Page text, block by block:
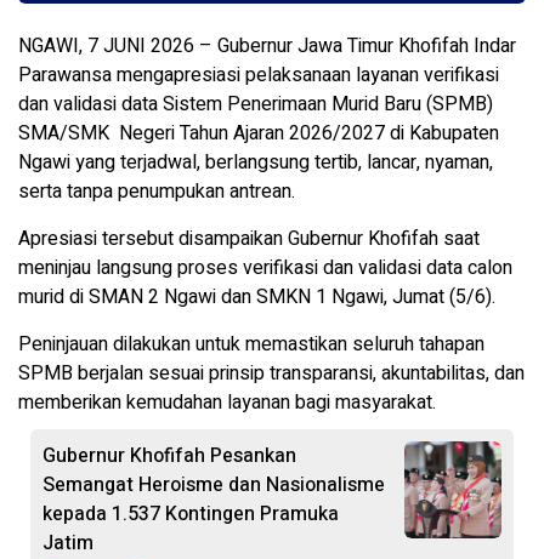
NGAWI, 7 JUNI 2026 – Gubernur Jawa Timur Khofifah Indar
Parawansa mengapresiasi pelaksanaan layanan verifikasi
dan validasi data Sistem Penerimaan Murid Baru (SPMB)
SMA/SMK Negeri Tahun Ajaran 2026/2027 di Kabupaten
Ngawi yang terjadwal, berlangsung tertib, lancar, nyaman,
serta tanpa penumpukan antrean.
Apresiasi tersebut disampaikan Gubernur Khofifah saat
meninjau langsung proses verifikasi dan validasi data calon
murid di SMAN 2 Ngawi dan SMKN 1 Ngawi, Jumat (5/6).
Peninjauan dilakukan untuk memastikan seluruh tahapan
SPMB berjalan sesuai prinsip transparansi, akuntabilitas, dan
memberikan kemudahan layanan bagi masyarakat.
Gubernur Khofifah Pesankan
Semangat Heroisme dan Nasionalisme
kepada 1.537 Kontingen Pramuka
Jatim